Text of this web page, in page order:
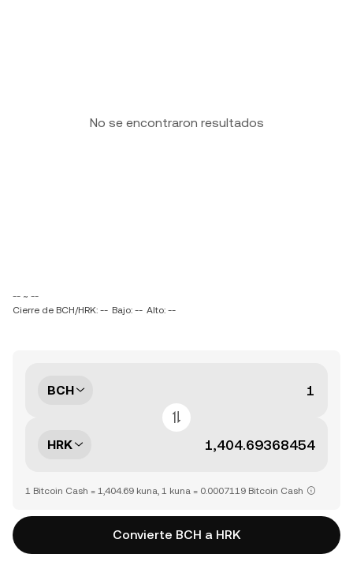
No se encontraron resultados
-- ~ --
Cierre de BCH/HRK: -- Bajo: -- Alto: --
BCH
HRK
1 Bitcoin Cash = 1,404.69 kuna, 1 kuna = 0.0007119 Bitcoin Cash
Convierte BCH a HRK